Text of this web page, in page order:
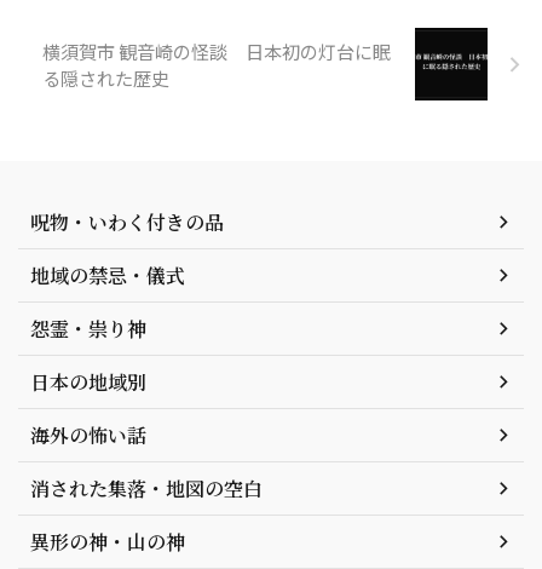
横須賀市 観音崎の怪談 日本初の灯台に眠
る隠された歴史
呪物・いわく付きの品
地域の禁忌・儀式
怨霊・祟り神
日本の地域別
海外の怖い話
消された集落・地図の空白
異形の神・山の神